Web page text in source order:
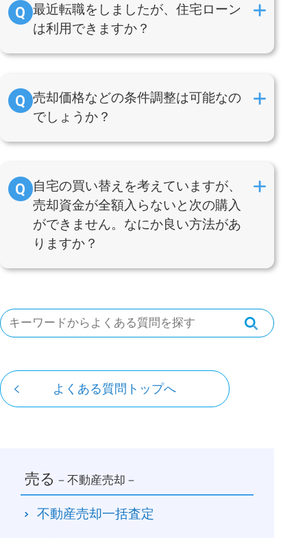
最近転職をしましたが、住宅ローン
は利用できますか？
売却価格などの条件調整は可能なの
でしょうか？
自宅の買い替えを考えていますが、
売却資金が全額入らないと次の購入
ができません。なにか良い方法があ
りますか？
よくある質問トップへ
売る －不動産売却－
不動産売却一括査定